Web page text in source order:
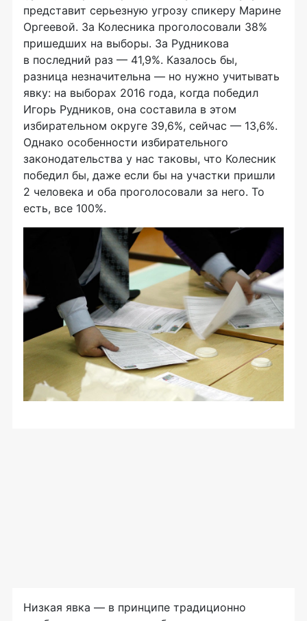
представит серьезную угрозу спикеру Марине
Оргеевой. За Колесника проголосовали 38%
пришедших на выборы. За Рудникова
в последний раз — 41,9%. Казалось бы,
разница незначительна — но нужно учитывать
явку: на выборах 2016 года, когда победил
Игорь Рудников, она составила в этом
избирательном округе 39,6%, сейчас — 13,6%.
Однако особенности избирательного
законодательства у нас таковы, что Колесник
победил бы, даже если бы на участки пришли
2 человека и оба проголосовали за него. То
есть, все 100%.
Низкая явка — в принципе традиционно